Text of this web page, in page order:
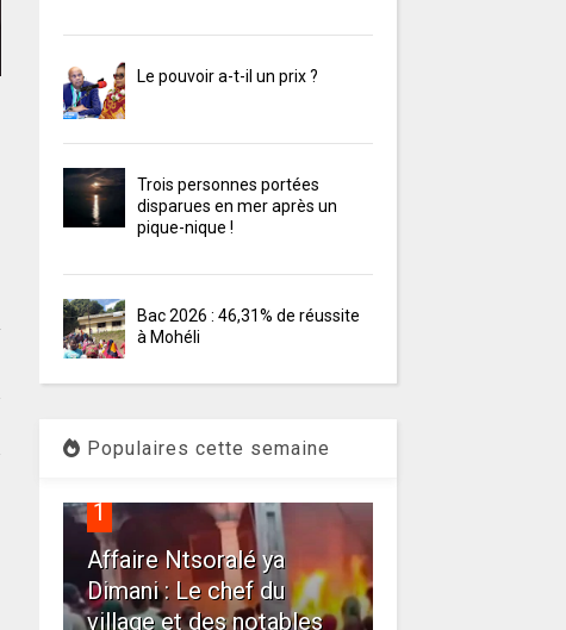
Le pouvoir a-t-il un prix ?
Trois personnes portées
disparues en mer après un
pique-nique !
Bac 2026 : 46,31% de réussite
à Mohéli
Populaires cette semaine
1
Affaire Ntsoralé ya
Dimani : Le chef du
village et des notables